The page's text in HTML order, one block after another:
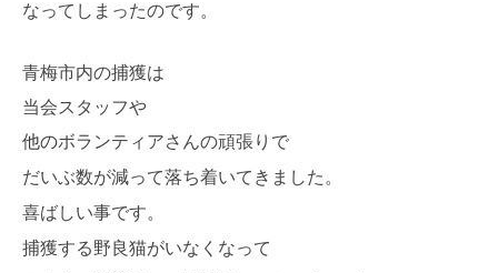
なってしまったのです。
青梅市内の捕獲は
当会スタッフや
他のボランテ ィアさんの頑張りで
だいぶ数が減って落ち着いてきました。
喜ばしい事です。
捕獲する野良猫がいなくなって